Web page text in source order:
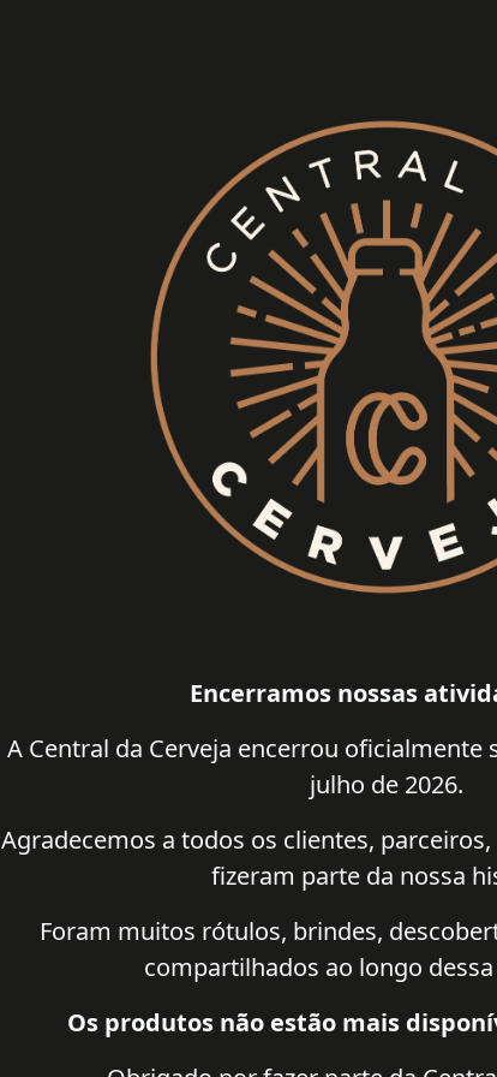
Encerramos nossas
A Central da Cerveja encerrou oficialmente
julho de 2026.
Agradecemos a todos os clientes,
fizeram parte da nossa
Foram muitos rótulos, brindes,
compartilhados ao longo
Os produtos não estão mais